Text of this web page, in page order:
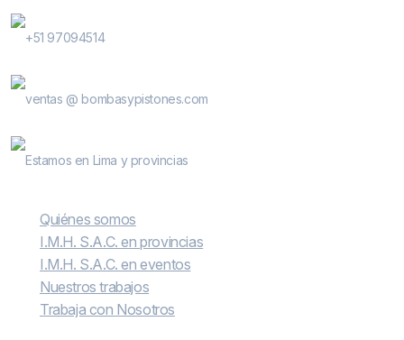
+51 97094514
ventas @ bombasypistones.com
Estamos en Lima y provincias
Quiénes somos
I.M.H. S.A.C. en provincias
I.M.H. S.A.C. en eventos
Nuestros trabajos
Trabaja con Nosotros